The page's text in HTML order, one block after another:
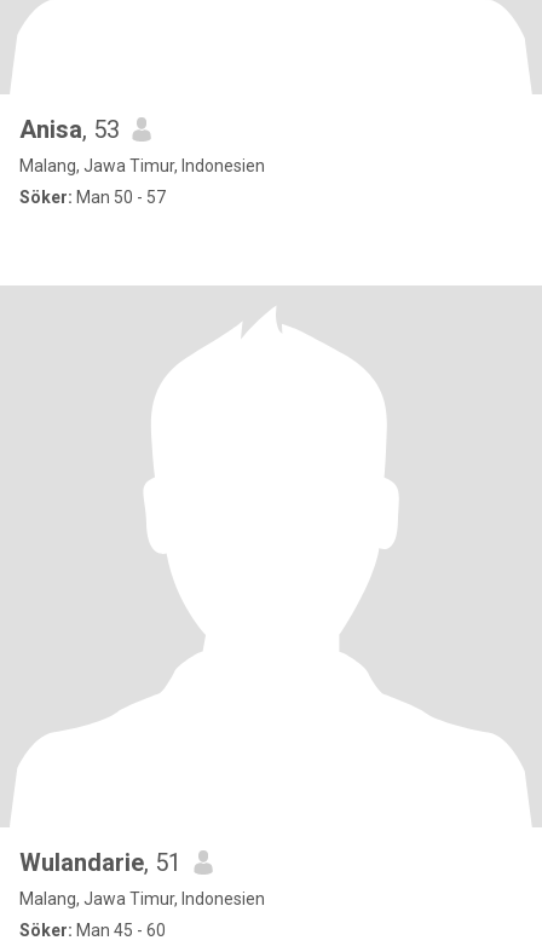
Anisa, 53
Malang, Jawa Timur, Indonesien
Söker: Man 50 - 57
Wulandarie, 51
Malang, Jawa Timur, Indonesien
Söker: Man 45 - 60